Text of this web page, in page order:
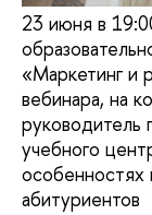
23 июня в
«Маркетинг и
вебинара, на
учебного
особенностях
абитуриентов